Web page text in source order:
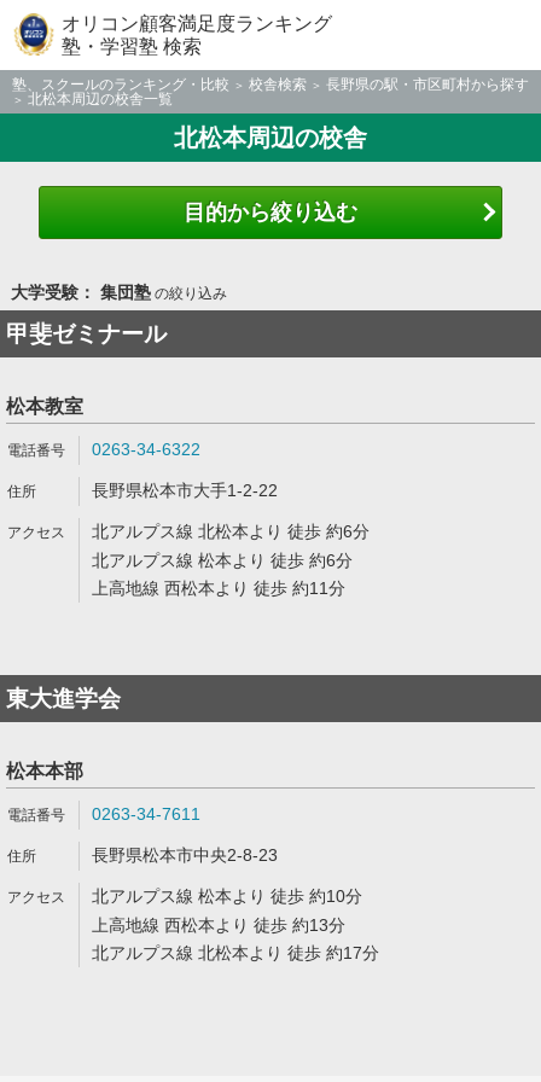
オリコン顧客満足度ランキング
塾・学習塾 検索
塾、スクールのランキング・比較 校舎検索
長野県の駅・市区町村から探す
北松本周辺の校舎一覧
北松本周辺の校舎
目的から絞り込む
大学受験： 集団塾の絞り込み
甲斐ゼミナール
松本教室
0263-34-6322
長野県松本市大手1-2-22
北アルプス線 北松本より 徒歩 約6分
北アルプス線 松本より 徒歩 約6分
上高地線 西松本より 徒歩 約11分
東大進学会
松本本部
0263-34-7611
長野県松本市中央2-8-23
北アルプス線 松本より 徒歩 約10分
上高地線 西松本より 徒歩 約13分
北アルプス線 北松本より 徒歩 約17分